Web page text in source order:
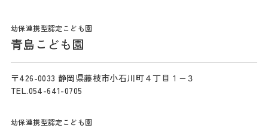
幼保連携型認定こども園
青島こども園
〒426-0033 静岡県藤枝市小石川町４丁目１−３
TEL.054-641-0705
幼保連携型認定こども園